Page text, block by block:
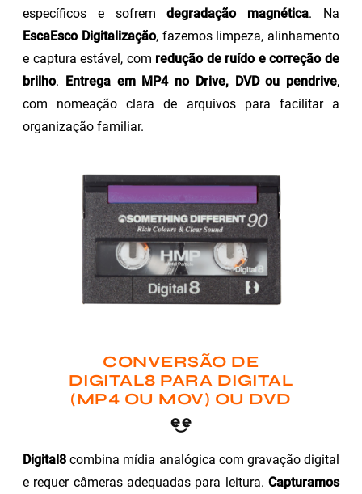
específicos e sofremdegradação magnética. Na
EscaEsco Digitalização, fazemos limpeza, alinhamento
e captura estável, com redução de ruído e correção de
brilho. Entrega em MP4 no Drive, DVD ou pendrive,
com nomeação clara de arquivos para facilitar a
organização familiar.
CONVERSÃO DE
DIGITAL8 PARA DIGITAL
(MP4 OU MOV) OU DVD
Digital8 combina mídia analógica com gravação digital
e requer câmeras adequadas para leitura. Capturamos